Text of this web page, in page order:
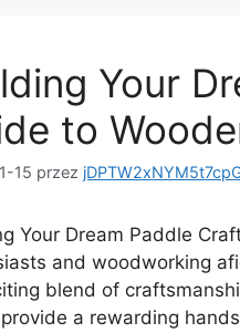
Your
to
15 przez
Your Dream Paddle
and woodworking
blend of
a rewarding